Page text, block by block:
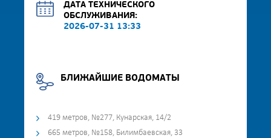
ДАТА ТЕХНИЧЕСКОГО
ОБСЛУЖИВАНИЯ:
2026-07-31 13:33
БЛИЖАЙШИЕ ВОДОМАТЫ
419 метров, №277, Кунарская, 14/2
665 метров, №158, Билимбаевская, 33